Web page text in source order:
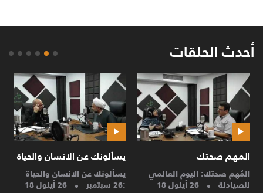
أحدث الحلقات
المهم صحتك
المُهم صحتك: اليوم العالمي
للصيادلة 26 أيلول 18
يسألونك عن الانسان والحياة
يسألونك عن الانسان والحياة
:26 سبتمبر 26 أيلول 18